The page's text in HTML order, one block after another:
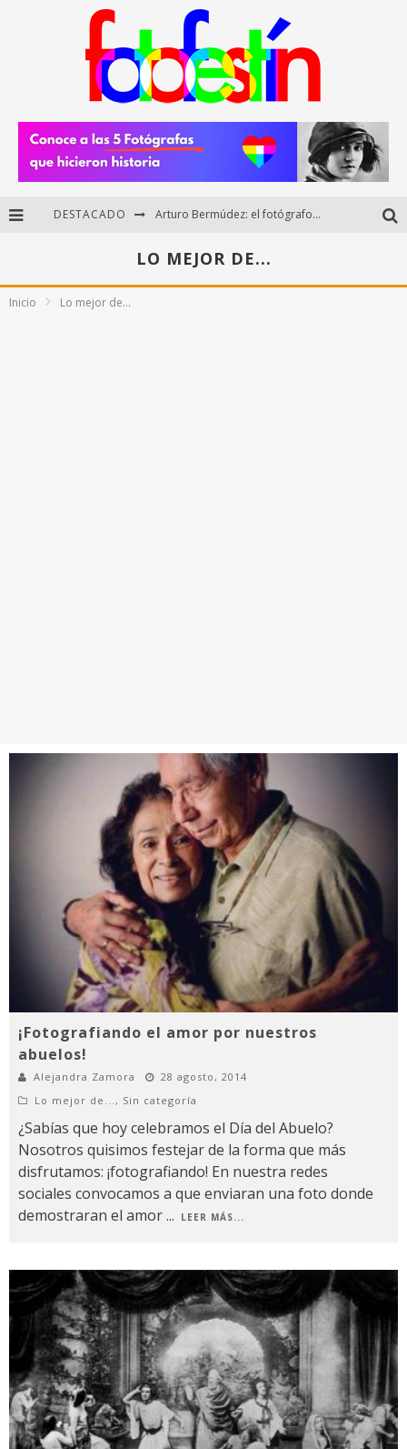
DESTACADO Arturo Bermúdez: el fotógrafo mexicano que brilló en los Premios HUAWEI XMAGE 2025
Di Martini: fotografía boudoir y empoderamiento femenino
LO MEJOR DE...
Inicio Lo mejor de...
¡Fotografiando el amor por nuestros
abuelos!
Alejandra Zamora
28 agosto, 2014
Lo mejor de..., Sin categoría
¿Sabías que hoy celebramos el Día del Abuelo?
Nosotros quisimos festejar de la forma que más
disfrutamos: ¡fotografiando! En nuestra redes
sociales convocamos a que enviaran una foto donde
demostraran el amor... LEER MÁS...